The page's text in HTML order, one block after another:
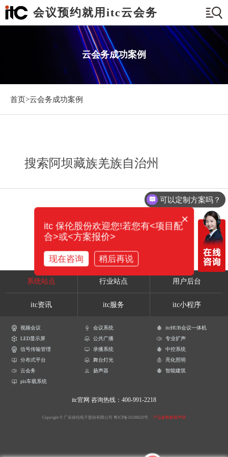
会议预约就用itc云会务
云会务成功案例
首页>云会务成功案例
搜索阿坝藏族羌族自治州
系统站点 行业站点 用户后台
itc资讯 itc服务 itc小程序
视频会议 会议系统
itcHUB会议一体机
LED显示屏
公共广播
专业扩声
信号传输管理
录播系统
中控系统
分布式平台
舞台灯光
亮化照明
云会务
扬声器
智能建筑
pis车载系统
itc官网 咨询热线：400-991-2218
Copyright © 广东保伦电子股份有限公司 粤ICP备16106620号 产品参数解释声明
可以定制方案吗？
×
itc 保伦股份欢迎您!若您有<项目配
合>或<方案报价>
现在咨询 稍后再说